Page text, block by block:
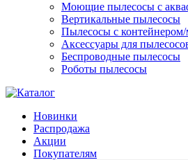
Моющие пылесосы с
Вертикальные пылесосы
Пылесосы с
Аксессуары для
Беспроводные пылесосы
Роботы пылесосы
Новинки
Распродажа
Акции
Покупателям